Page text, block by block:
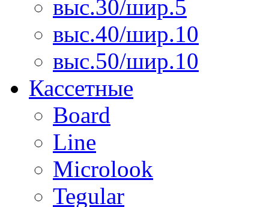
выс.30/шир.5
выс.40/шир.10
выс.50/шир.10
Кассетные
Board
Line
Microlook
Tegular